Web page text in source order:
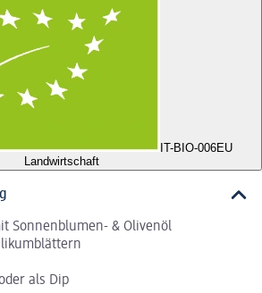
IT-BIO-006EU
Landwirtschaft
Sonnenblumen- & Olivenöl
als Dip